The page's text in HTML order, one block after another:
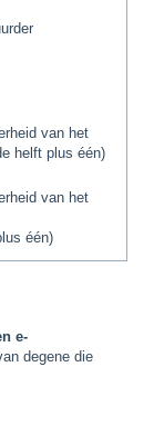
van het
helft plus één)
van het
één)
e-
degene die